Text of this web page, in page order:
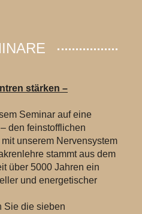
stärken –
Seminar auf eine
den feinstofflichen
unserem Nervensystem
stammt aus dem
über 5000 Jahren ein
und energetischer
Sie die sieben